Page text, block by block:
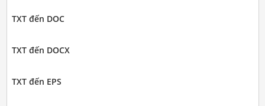
TXT đến DOC
TXT đến DOCX
TXT đến EPS